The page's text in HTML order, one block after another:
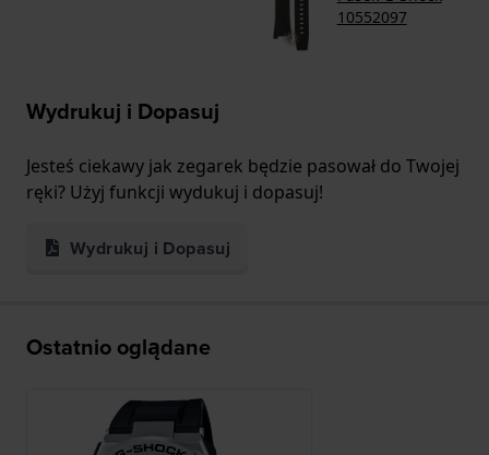
10552097
Wydrukuj i Dopasuj
Jesteś ciekawy jak zegarek będzie pasował do Twojej
ręki? Użyj funkcji wydukuj i dopasuj!
Wydrukuj i Dopasuj
Ostatnio oglądane